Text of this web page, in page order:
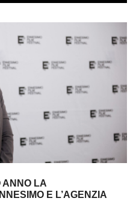
ANNO LA
E L’AGENZIA